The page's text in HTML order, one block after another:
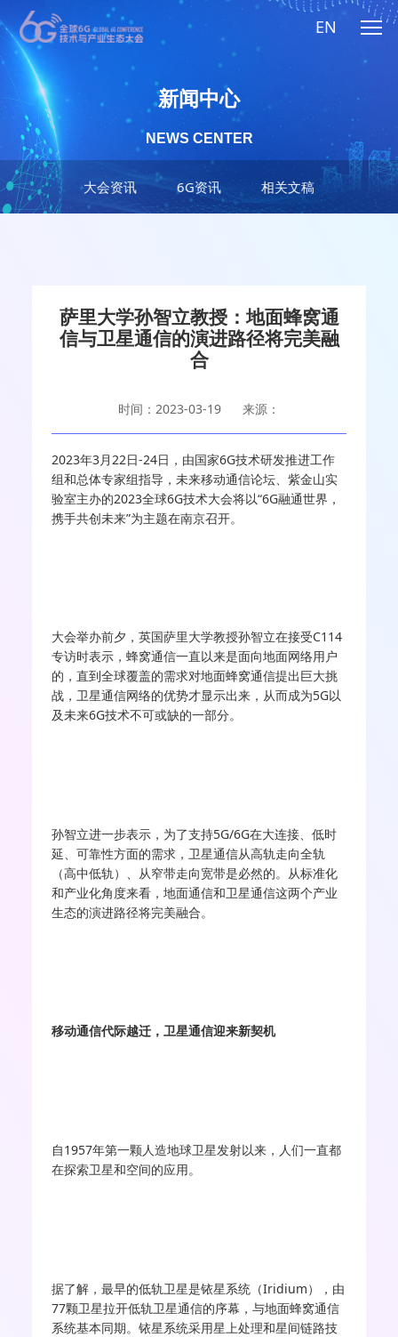
EN
大会资讯 6G资讯 相关文稿
新闻中心
NEWS CENTER
萨里大学孙智立教授：地面蜂窝通
信与卫星通信的演进路径将完美融
合
时间：2023-03-19 来源：
2023年3月22日-24日，由国家6G技术研发推进工作
组和总体专家组指导，未来移动通信论坛、紫金山实
验室主办的2023全球6G技术大会将以“6G融通世界，
携手共创未来”为主题在南京召开。
大会举办前夕，英国萨里大学教授孙智立在接受C114
专访时表示，蜂窝通信一直以来是面向地面网络用户
的，直到全球覆盖的需求对地面蜂窝通信提出巨大挑
战，卫星通信网络的优势才显示出来，从而成为5G以
及未来6G技术不可或缺的一部分。
孙智立进一步表示，为了支持5G/6G在大连接、低时
延、可靠性方面的需求，卫星通信从高轨走向全轨
（高中低轨）、从窄带走向宽带是必然的。从标准化
和产业化角度来看，地面通信和卫星通信这两个产业
生态的演进路径将完美融合。
移动通信代际越迁，卫星通信迎来新契机
自1957年第一颗人造地球卫星发射以来，人们一直都
在探索卫星和空间的应用。
据了解，最早的低轨卫星是铱星系统（Iridium），由
77颗卫星拉开低轨卫星通信的序幕，与地面蜂窝通信
系统基本同期。铱星系统采用星上处理和星间链路技